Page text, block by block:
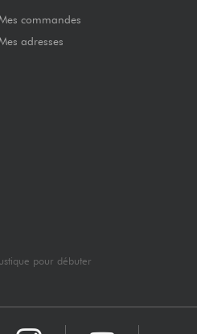
commandes
adresses
pour débuter